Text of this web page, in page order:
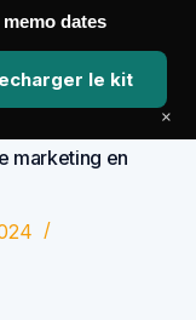
marketing en
dates
le kit
×